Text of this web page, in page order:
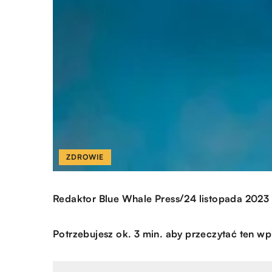
ZDROWIE
Redaktor Blue Whale Press/24 listopada 2023
Potrzebujesz ok. 3 min. aby przeczytać ten